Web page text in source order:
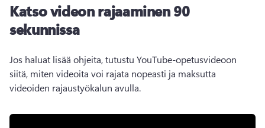
Katso videon rajaaminen 90
sekunnissa
Jos haluat lisää ohjeita, tutustu YouTube-opetusvideoon
siitä, miten videoita voi rajata nopeasti ja maksutta
videoiden rajaustyökalun avulla.